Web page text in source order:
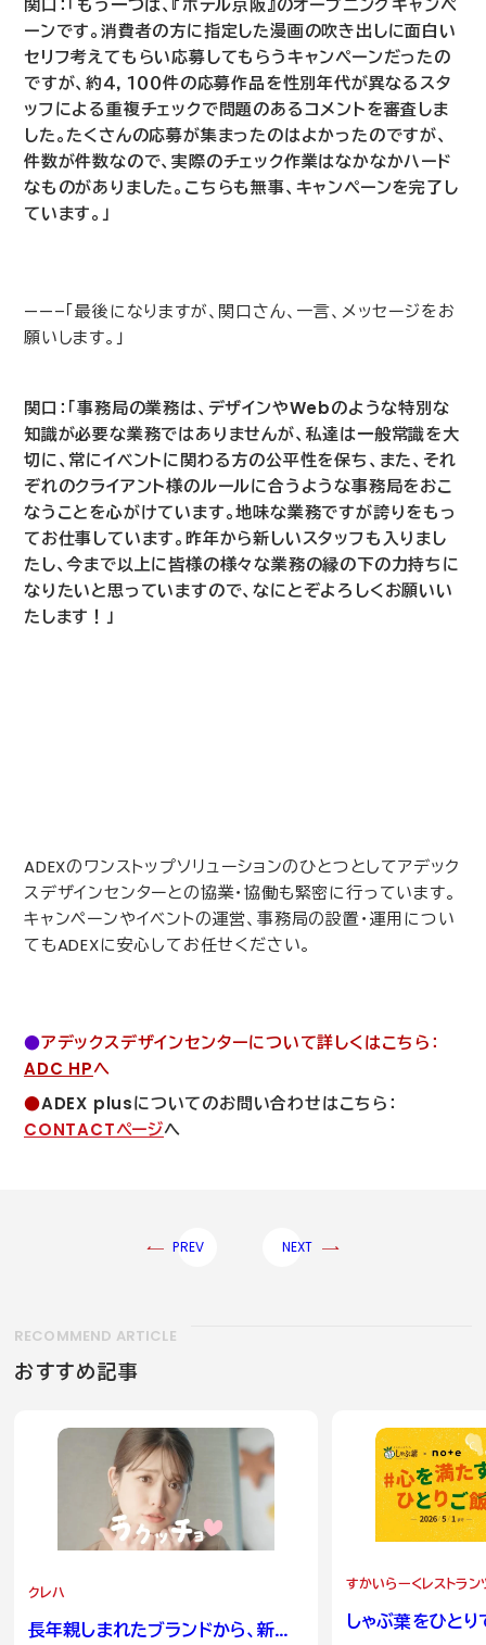
関口：「もう一つは、『ホテル京阪』のオープニングキャンペ
ーンです。消費者の方に指定した漫画の吹き出しに面白い
セリフ考えてもらい応募してもらうキャンペーンだったの
ですが、約４，１００件の応募作品を性別年代が異なるスタ
ッフによる重複チェックで問題のあるコメントを審査しま
した。たくさんの応募が集まったのはよかったのですが、
件数が件数なので、実際のチェック作業はなかなかハード
なものがありました。こちらも無事、キャンペーンを完了し
ています。」
——–「最後になりますが、関口さん、一言、メッセージをお
願いします。」
関口：「事務局の業務は、デザインやWebのような特別な
知識が必要な業務ではありませんが、私達は一般常識を大
切に、常にイベントに関わる方の公平性を保ち、また、それ
ぞれのクライアント様のルールに合うような事務局をおこ
なうことを心がけています。地味な業務ですが誇りをもっ
てお仕事しています。昨年から新しいスタッフも入りまし
たし、今まで以上に皆様の様々な業務の縁の下の力持ちに
なりたいと思っていますので、なにとぞよろしくお願いい
たします！」
ADEXのワンストップソリューションのひとつとしてアデック
スデザインセンターとの協業・協働も緊密に行っています。
キャンペーンやイベントの運営、事務局の設置・運用につい
てもADEXに安心してお任せください。
●アデックスデザインセンターについて詳しくはこちら：
ADC HPへ
●ADEX plusについてのお問い合わせはこちら：
CONTACTページへ
PREV NEXT
RECOMMEND ARTICLE
おすすめ記事
クレハ
長年親しまれたブランドから、新た
すかいらーくレストラン
しゃぶ葉をひと